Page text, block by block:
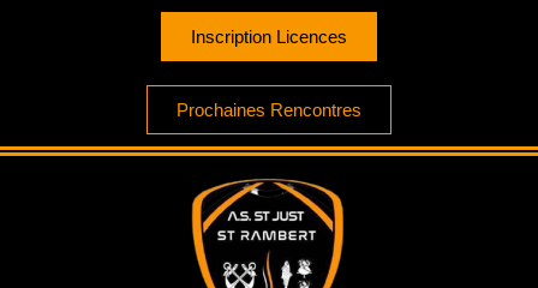
Inscription Licences
Prochaines Rencontres